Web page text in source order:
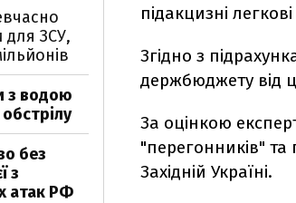
підакцизні
Згідно з
держбюджету від
За оцінкою
"перегонників"
Західній Україні.
для ЗСУ,
з водою
без
з
атак РФ